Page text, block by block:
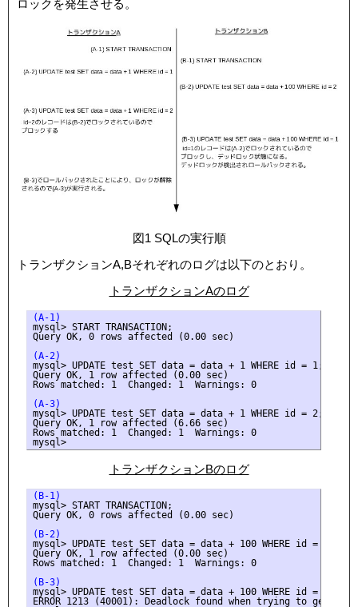
ロックを発生させる。
図1 SQLの実行順
トランザクションA,Bそれぞれのログは以下のとおり。
トランザクションAのログ
(A-1)
mysql> START TRANSACTION;
Query OK, 0 rows affected (0.00 sec)
(A-2)
mysql> UPDATE test SET data = data + 1 WHERE id = 1;
Query OK, 1 row affected (0.00 sec)
Rows matched: 1  Changed: 1  Warnings: 0
(A-3)
mysql> UPDATE test SET data = data + 1 WHERE id = 2;
Query OK, 1 row affected (6.66 sec)
Rows matched: 1  Changed: 1  Warnings: 0
トランザクションBのログ
(B-1)
mysql> START TRANSACTION;
Query OK, 0 rows affected (0.00 sec)
(B-2)
mysql> UPDATE test SET data = data + 100 WHERE id = 2;
Query OK, 1 row affected (0.00 sec)
Rows matched: 1  Changed: 1  Warnings: 0
(B-3)
mysql> UPDATE test SET data = data + 100 WHERE id = 1;
ERROR 1213 (40001): Deadlock found when trying to get